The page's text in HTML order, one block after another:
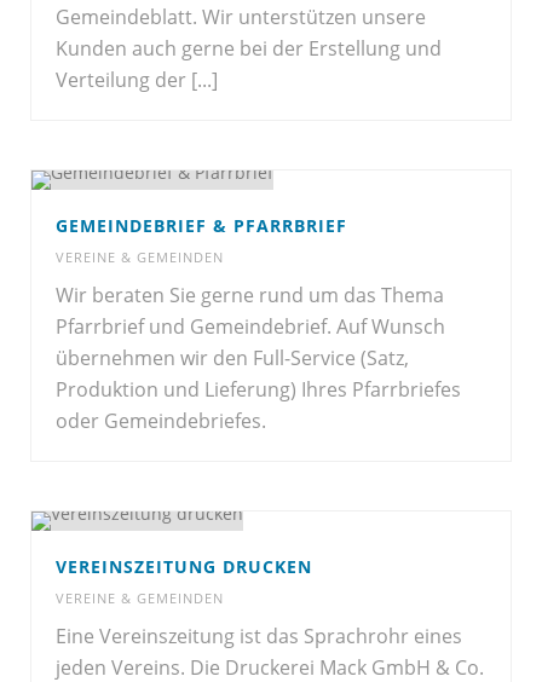
Gemeindeblatt. Wir unterstützen unsere
Kunden auch gerne bei der Erstellung und
Verteilung der [...]
GEMEINDEBRIEF & PFARRBRIEF
VEREINE & GEMEINDEN
Wir beraten Sie gerne rund um das Thema
Pfarrbrief und Gemeindebrief. Auf Wunsch
übernehmen wir den Full-Service (Satz,
Produktion und Lieferung) Ihres Pfarrbriefes
oder Gemeindebriefes.
VEREINSZEITUNG DRUCKEN
VEREINE & GEMEINDEN
Eine Vereinszeitung ist das Sprachrohr eines
jeden Vereins. Die Druckerei Mack GmbH & Co.